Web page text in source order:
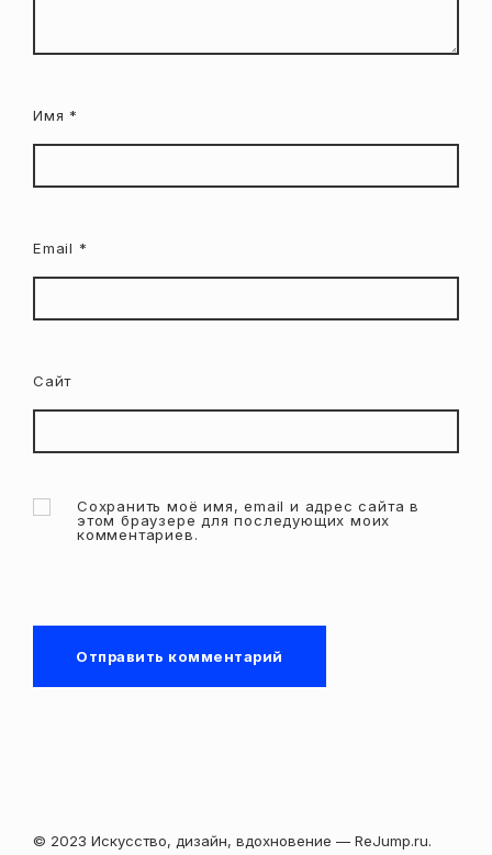
Имя *
Email *
Сайт
Сохранить моё имя, email и адрес сайта в
этом браузере для последующих моих
комментариев.
© 2023 Искусство, дизайн, вдохновение — ReJump.ru.